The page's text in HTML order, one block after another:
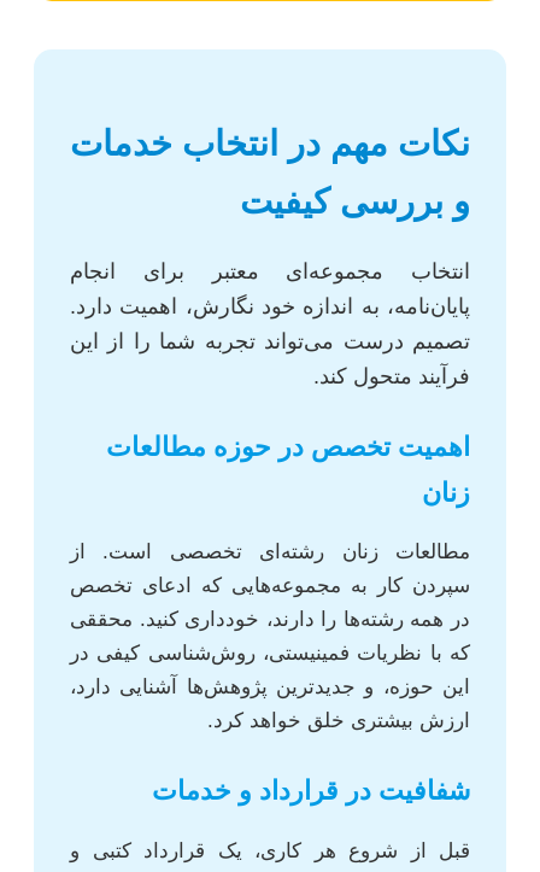
نکات مهم در انتخاب خدمات
و بررسی کیفیت
انتخاب مجموعه‌ای معتبر برای انجام
پایان‌نامه، به اندازه خود نگارش، اهمیت دارد.
تصمیم درست می‌تواند تجربه شما را از این
فرآیند متحول کند.
اهمیت تخصص در حوزه مطالعات
زنان
مطالعات زنان رشته‌ای تخصصی است. از
سپردن کار به مجموعه‌هایی که ادعای تخصص
در همه رشته‌ها را دارند، خودداری کنید. محققی
که با نظریات فمینیستی، روش‌شناسی کیفی در
این حوزه، و جدیدترین پژوهش‌ها آشنایی دارد،
ارزش بیشتری خلق خواهد کرد.
شفافیت در قرارداد و خدمات
قبل از شروع هر کاری، یک قرارداد کتبی و